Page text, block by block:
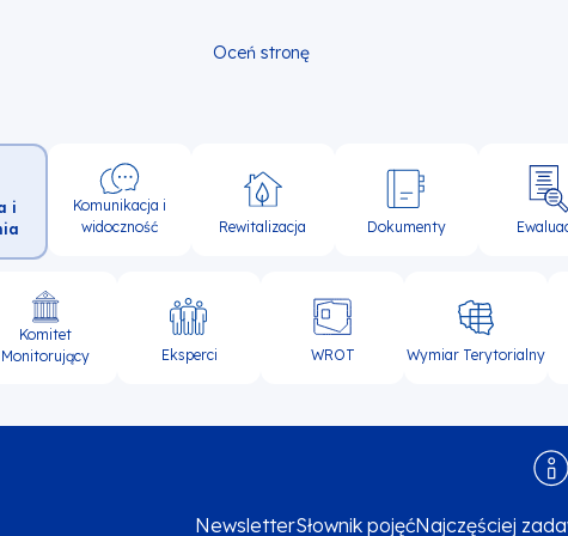
Oceń stronę
i
Komunikacja i
widoczność
Rewitalizacja Dokumenty
Komitet
Monitorujący
Eksperci WROT Wymiar Terytorialny
NewsletterSłownik pojęćNajczęściej